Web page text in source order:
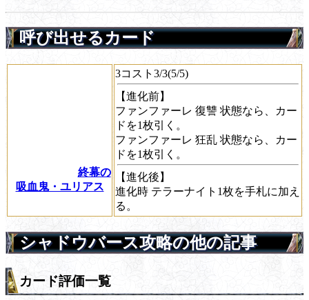
呼び出せるカード
終幕の
吸血鬼・ユリアス
3コスト3/3(5/5)
【進化前】
ファンファーレ 復讐 状態なら、カー
ドを1枚引く。
ファンファーレ 狂乱 状態なら、カー
ドを1枚引く。
【進化後】
進化時 テラーナイト1枚を手札に加え
る。
シャドウバース攻略の他の記事
カード評価一覧